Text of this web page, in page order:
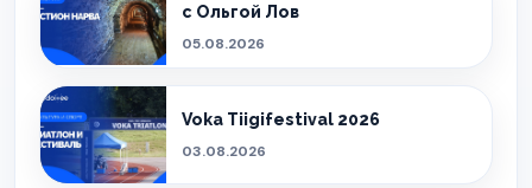
с Ольгой Лов
05.08.2026
Voka Tiigifestival 2026
03.08.2026